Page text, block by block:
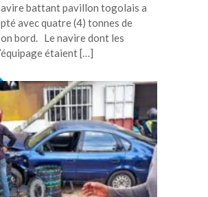
battant pavillon togolais a
avec quatre (4) tonnes de
bord. Le navire dont les
étaient […]